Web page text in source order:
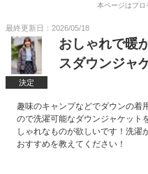
本ページはプロ
最終更新日：2026/05/18
決定
おしゃれで暖
スダウンジャ
趣味のキャンプなどでダウンの着
ので洗濯可能なダウンジャケット
しゃれなものが欲しいです！洗濯
おすすめを教えてください！